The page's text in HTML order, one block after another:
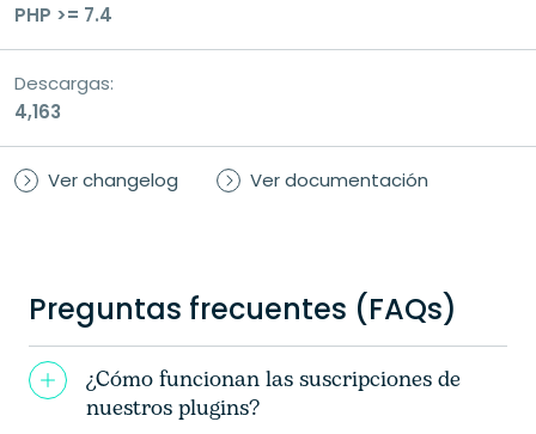
PHP >= 7.4
Descargas:
4,163
Ver changelog Ver documentación
Preguntas frecuentes (FAQs)
¿Cómo funcionan las suscripciones de
nuestros plugins?